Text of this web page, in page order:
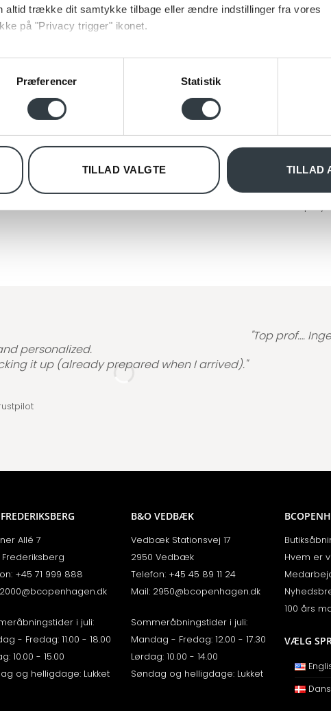
altid trække dit samtykke tilbage eller ændre indstillinger fra vores
på "Privacy trigger" ikonet.
om din brug af vores hjemmeside med vores partnere inden for
Præferencer Statistik
TILLAD VALGTE TILLAD
Beoplay
I SMUK
personalized.
it up (already prepared when I arrived)."
"Top prof….
Allé 7
Frederiksberg
+45 71 999 888
2000@bcopenhagen.dk
i juli:
- Fredag: 11.00 - 18.00
10.00 - 15.00
og helligdage: Lukket
B&O VEDBÆK
Vedbæk Stationsvej 17
2950 Vedbæk
Telefon: +45 45 89 11 24
Mail: 2950@bcopenhagen.dk
Sommeråbningstider i juli:
Mandag - Fredag: 12.00 - 17.30
Lørdag: 10.00 - 14.00
Søndag og helligdage: Lukket
Hvem er
100 års
VÆLG